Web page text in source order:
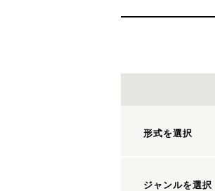
形式を選択
ジャンルを選択